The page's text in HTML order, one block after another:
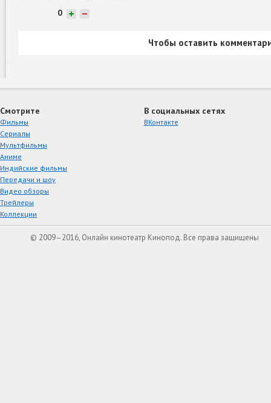
0 + −
Чтобы оставить
Смотрите
Фильмы
Сериалы
Мультфильмы
Аниме
Индийские фильмы
Передачи и шоу
Видео обзоры
Трейлеры
Коллекции
В социальных сетях
ВКонтакте
© 2009–2016, Онлайн кинотеатр Кинопод. Все права защищены